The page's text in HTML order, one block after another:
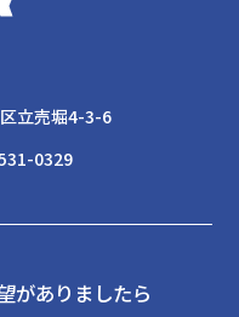
立売堀4-3-6
0329
がありましたら